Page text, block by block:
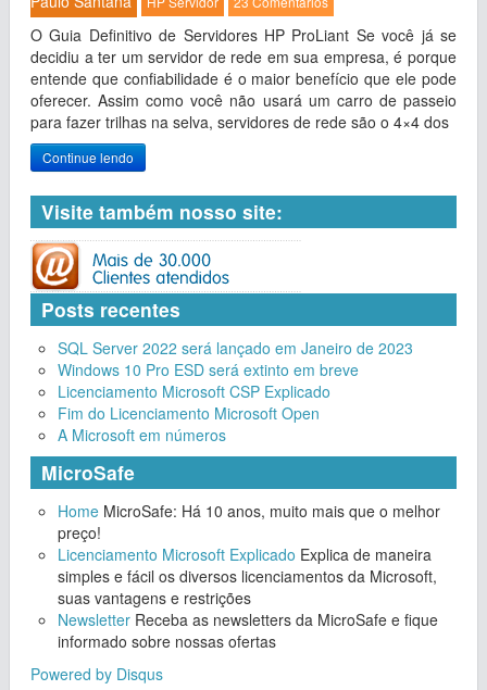
O Guia Definitivo de Servidores HP ProLiant Se você já se
decidiu a ter um servidor de rede em sua empresa, é porque
entende que confiabilidade é o maior benefício que ele pode
oferecer. Assim como você não usará um carro de passeio
para fazer trilhas na selva, servidores de rede são o 4×4 dos
Continue lendo
Visite também nosso site:
Posts recentes
SQL Server 2022 será lançado em Janeiro de 2023
Windows 10 Pro ESD será extinto em breve
Licenciamento Microsoft CSP Explicado
Fim do Licenciamento Microsoft Open
A Microsoft em números
MicroSafe
Home MicroSafe: Há 10 anos, muito mais que o melhor
preço!
Licenciamento Microsoft Explicado Explica de maneira
simples e fácil os diversos licenciamentos da Microsoft,
suas vantagens e restrições
Newsletter Receba as newsletters da MicroSafe e fique
informado sobre nossas ofertas
Powered by Disqus